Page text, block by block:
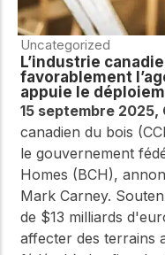
Uncategorized
L’industrie
favorablement
appuie le
15 septembre 2025,
canadien du bois
le gouvernement
Homes (BCH),
Mark Carney.
de $13 milliards
affecter des terrains